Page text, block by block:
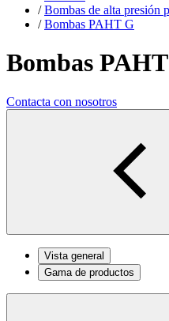
/ Bombas de alta presión
/ Bombas PAHT G
Bombas
Contacta con nosotros
Vista general
Gama de productos